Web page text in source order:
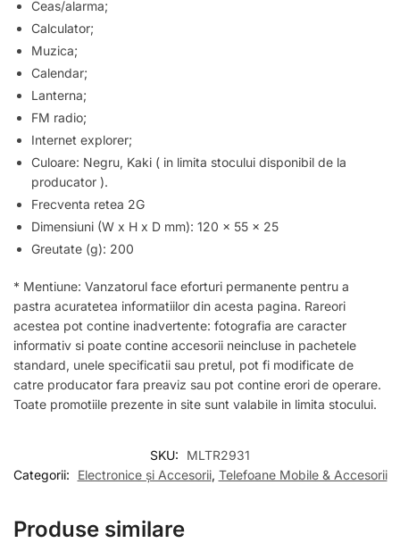
Ceas/alarma;
Calculator;
Muzica;
Calendar;
Lanterna;
FM radio;
Internet explorer;
Culoare: Negru, Kaki ( in limita stocului disponibil de la
producator ).
Frecventa retea 2G
Dimensiuni (W x H x D mm): 120 x 55 x 25
Greutate (g): 200
* Mentiune: Vanzatorul face eforturi permanente pentru a
pastra acuratetea informatiilor din acesta pagina. Rareori
acestea pot contine inadvertente: fotografia are caracter
informativ si poate contine accesorii neincluse in pachetele
standard, unele specificatii sau pretul, pot fi modificate de
catre producator fara preaviz sau pot contine erori de operare.
Toate promotiile prezente in site sunt valabile in limita stocului.
SKU:
MLTR2931
Categorii:
Electronice și Accesorii, Telefoane Mobile & Accesorii
Produse similare